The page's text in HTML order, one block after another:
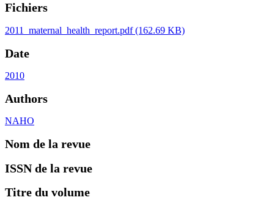
Fichiers
2011_maternal_health_report.pdf(162.69 KB)
Date
2010
Authors
NAHO
Nom de la revue
ISSN de la revue
Titre du volume